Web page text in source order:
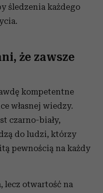
śledzenia każdego
że zawsze
kompetentne
własnej wiedzy.
czarno-biały,
do ludzi, którzy
pewnością na każdy
lecz otwartość na